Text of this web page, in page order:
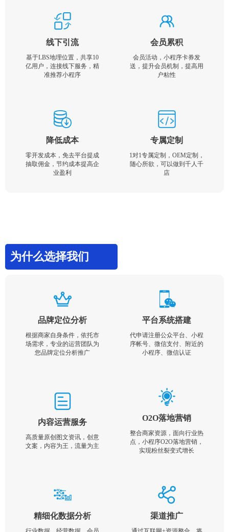
线下引流
基于LBS地理位置，共享10
亿用户，连接线下服务，精
准推荐小程序
会员累积
会员活动，小程序卡券发
送，提升会员机制，提高用
户粘性
降低成本
零开发成本，免去平台提成
抽取佣金，节约成本提高企
业盈利
专属定制
1对1专属定制，OEM定制，
随心所欲，可以做到千人千
店
为什么选择我们
品牌定位分析
根据商家自身条件，依托市
场需求，专业的运营团队为
您品牌定位分析推广
平台系统搭建
代申请注册公众平台、小程
序帐号、微信支付、附近的
小程序、微信认证
内容运营服务
高质量原创图文资讯，创意
文案，内容为王，流量为主
O2O落地营销
整合商家资源，面向行业热
点，小程序O2O落地营销，
实现粉丝裂变式增长
精细化数据分析 渠道推广